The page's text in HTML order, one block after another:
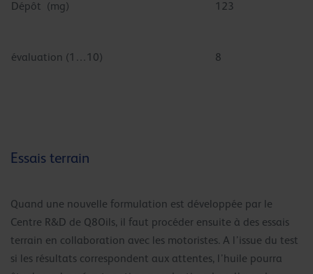
Dépôt (mg) 123
évaluation (1…10) 8
Essais terrain
Quand une nouvelle formulation est développée par le
Centre R&D de Q8Oils, il faut procéder ensuite à des essais
terrain en collaboration avec les motoristes. A l’issue du test
si les résultats correspondent aux attentes, l’huile pourra